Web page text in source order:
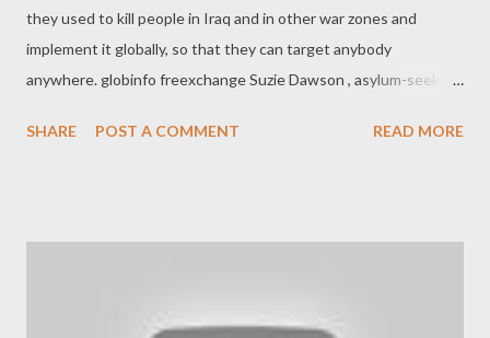
they used to kill people in Iraq and in other war zones and
implement it globally, so that they can target anybody
anywhere. globinfo freexchange Suzie Dawson , asylum-seeking
Zealand, is being targeted by New Zealand intelligence
for them to spy on the UN. That's a direct quote they worked
SHARE POST A COMMENT READ MORE